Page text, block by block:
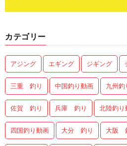
カテゴリー
アジング エギング ジギング
三重 釣り 中国釣り動画 九州釣
佐賀 釣り 兵庫 釣り 北陸釣り
四国釣り動画 大分 釣り 大阪